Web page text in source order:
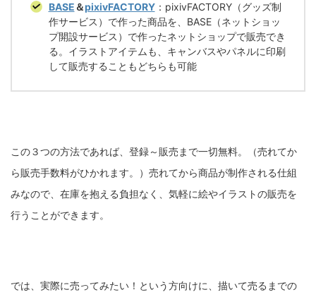
BASE ＆pixivFACTORY：pixivFACTORY（グッズ制
作サービス）で作った商品を、BASE（ネットショッ
プ開設サービス）で作ったネットショップで販売でき
る。イラストアイテムも、キャンバスやパネルに印刷
して販売することもどちらも可能
この３つの方法であれば、登録～販売まで一切無料。（売れてか
ら販売手数料がひかれます。）売れてから商品が制作される仕組
みなので、在庫を抱える負担なく、気軽に絵やイラストの販売を
行うことができます。
では、実際に売ってみたい！という方向けに、描いて売るまでの